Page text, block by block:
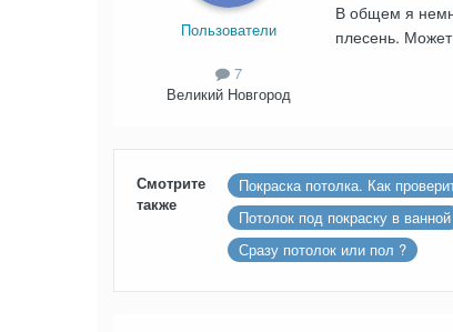
Пользователи
7
Великий Новгород
В общем я
плесень.
Смотрите
также
Покраска потолка. Как
Потолок под покраску в ванной
Сразу потолок или пол ?